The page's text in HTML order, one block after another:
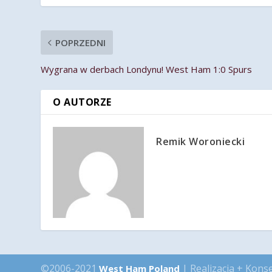
POPRZEDNI
Wygrana w derbach Londynu! West Ham 1:0 Spurs
O AUTORZE
Remik Woroniecki
©2006-2021West Ham Poland | Realizacja +